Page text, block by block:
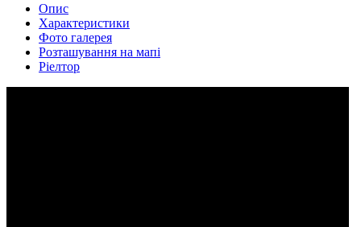
Опис
Характеристики
Фото галерея
Розташування на мапі
Ріелтор